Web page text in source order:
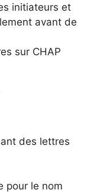
initiateurs et
avant de
sur CHAP
des lettres
pour le nom